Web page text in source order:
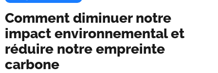
Comment diminuer notre
impact environnemental et
réduire notre empreinte
carbone